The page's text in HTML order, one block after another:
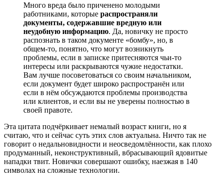
Много вреда было приченено молодыми
работниками, которые распространяли
документы, содержавшие вредную или
неудобную информацию. Да, новичку не просто
распознать в таком документе «бомбу», но, в
общем-то, понятно, что могут возникнуть
проблемы, если в записке притесняются чьи-то
интересы или раскрываются чужие недостатки.
Вам лучше посоветоваться со своим начальником,
если документ будет широко распространён или
если в нём обсуждаются проблемы производства
или клиентов, и если вы не уверены полностью в
своей правоте.
Эта цитата подчёркивает немалый возраст книги, но я
считаю, что и сейчас суть этих слов актуальна. Ничто так не
говорит о недальновидности и неосведомлённости, как плохо
продуманный, неконструктивный, вбрасывающий ядовитые
нападки твит. Новички совершают ошибку, наезжая в 140
символах на сложные технологии.